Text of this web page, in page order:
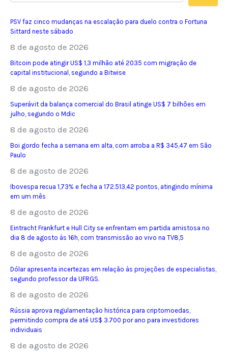
PSV faz cinco mudanças na escalação para duelo contra o Fortuna
Sittard neste sábado
8 de agosto de 2026
Bitcoin pode atingir US$ 1,3 milhão até 2035 com migração de
capital institucional, segundo a Bitwise
8 de agosto de 2026
Superávit da balança comercial do Brasil atinge US$ 7 bilhões em
julho, segundo o Mdic
8 de agosto de 2026
Boi gordo fecha a semana em alta, com arroba a R$ 345,47 em São
Paulo
8 de agosto de 2026
Ibovespa recua 1,73% e fecha a 172.513,42 pontos, atingindo mínima
em um mês
8 de agosto de 2026
Eintracht Frankfurt e Hull City se enfrentam em partida amistosa no
dia 8 de agosto às 16h, com transmissão ao vivo na TV8,5
8 de agosto de 2026
Dólar apresenta incertezas em relação às projeções de especialistas,
segundo professor da UFRGS.
8 de agosto de 2026
Rússia aprova regulamentação histórica para criptomoedas,
permitindo compra de até US$ 3.700 por ano para investidores
individuais
8 de agosto de 2026